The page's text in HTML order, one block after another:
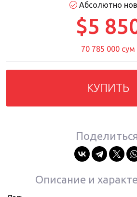
Абсолютно
$5
70 785 000 сум
КУПИТЬ
Описание и